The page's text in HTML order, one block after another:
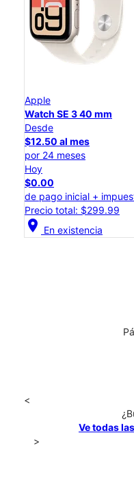
Apple
Watch SE 3 40 mm
Desde
$12.50 al mes
por 24 meses
Hoy
$0.00
de pago inicial +
Precio total: $299.99
location_on En existencia
<
Ve todas
>